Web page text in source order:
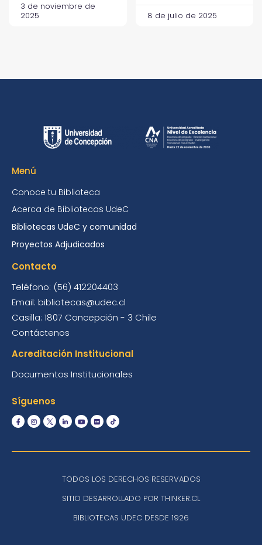
3 de noviembre de
2025
8 de julio de 2025
Menú
Conoce tu Biblioteca
Acerca de Bibliotecas UdeC
Bibliotecas UdeC y comunidad
Proyectos Adjudicados
Contacto
Teléfono: (56) 412204403
Email: bibliotecas@udec.cl
Casilla: 1807 Concepción - 3 Chile
Contáctenos
Acreditación Institucional
Documentos Institucionales
Síguenos
TODOS LOS DERECHOS RESERVADOS
SITIO DESARROLLADO POR THINKER.CL
BIBLIOTECAS UDEC DESDE 1926